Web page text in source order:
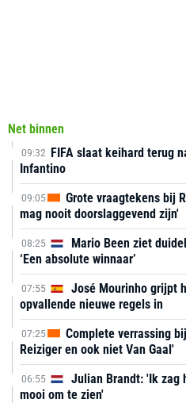
Net binnen
09:32 FIFA slaat keihard terug
Infantino
09:05
Grote vraagtekens bij
mag nooit doorslaggevend zijn'
08:25
Mario Been ziet
‘Een absolute winnaar’
07:55
José Mourinho grijpt
opvallende nieuwe regels in
07:25
Complete verrassing
Reiziger en ook niet Van Gaal'
06:55
Julian Brandt: 'Ik zag
mooi om te zien'